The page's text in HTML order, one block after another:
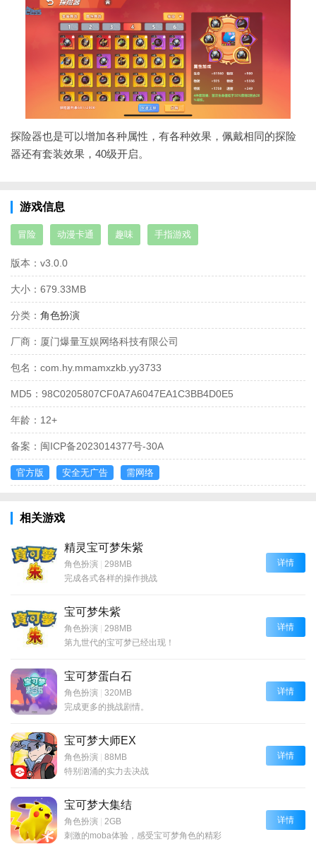
探险器也是可以增加各种属性，有各种效果，佩戴相同的探险
器还有套装效果，40级开启。
游戏信息
冒险 动漫卡通 趣味 手指游戏
版本： v3.0.0
大小： 679.33MB
分类： 角色扮演
厂商： 厦门爆量互娱网络科技有限公司
包名： com.hy.mmamxzkb.yy3733
MD5： 98C0205807CF0A7A6047EA1C3BB4D0E5
年龄： 12+
备案： 闽ICP备2023014377号-30A
官方版 安全无广告 需网络
相关游戏
精灵宝可梦朱紫
角色扮演 | 298MB
完成各式各样的操作挑战
详情
宝可梦朱紫
角色扮演 | 298MB
第九世代的宝可梦已经出现！
详情
宝可梦蛋白石
角色扮演 | 320MB
完成更多的挑战剧情。
详情
宝可梦大师EX
角色扮演 | 88MB
特别汹涌的实力去决战
详情
宝可梦大集结
角色扮演 | 2GB
刺激的moba体验，感受宝可梦角色的精彩
详情